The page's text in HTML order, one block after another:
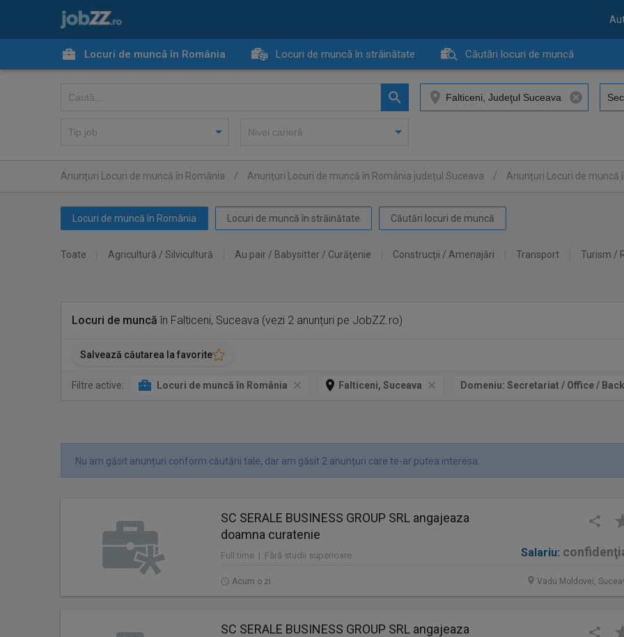
Locuri de muncă în România Locuri de muncă în străinătate Căutări locuri de muncă
Anunţuri Locuri de muncă în România / Anunţuri Locuri de muncă în România judeţul Suceava / Anunţuri Locuri de muncă
Locuri de muncă în România Locuri de muncă în străinătate Căutări locuri de muncă
Toate Agricultură / Silvicultură Au pair / Babysitter / Curăţenie Construcţii / Amenajări Transport Turism /
Locuri de muncă în Falticeni, Suceava (vezi 2 anunțuri pe JobZZ.ro)
Salvează căutarea la favorite
Filtre active: Locuri de muncă în România Falticeni, Suceava Domeniu: Secretariat / Office /
Nu am găsit anunțuri conform căutării tale, dar am găsit 2 anunțuri care te-ar putea interesa.
SC SERALE BUSINESS GROUP SRL angajeaza
doamna curatenie
Full time | Fără studii superioare Salariu:
Acum o zi Vadu Moldovei,
SC SERALE BUSINESS GROUP SRL angajeaza